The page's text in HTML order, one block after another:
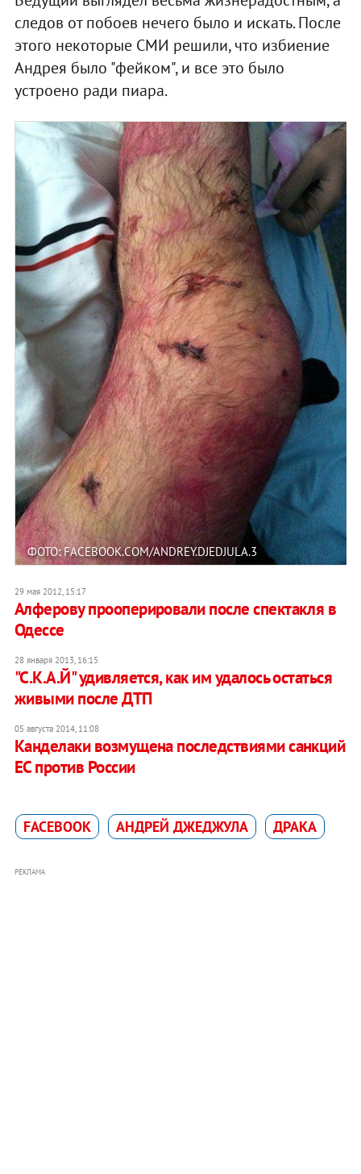
следов от побоев нечего было и искать. После
этого некоторые СМИ решили, что избиение
Андрея было "фейком", и все это было
устроено ради пиара.
ФОТО: FACEBOOK.COM/ANDREY.DJEDJULA.3
29 мая 2012, 15:17
Алферову прооперировали после спектакля в
Одессе
28 января 2013, 16:15
"С.К.А.Й" удивляется, как им удалось остаться
живыми после ДТП
05 августа 2014, 11:08
Канделаки возмущена последствиями санкций
ЕС против России
FACEBOOK АНДРЕЙ ДЖЕДЖУЛА ДРАКА
РЕКЛАМА